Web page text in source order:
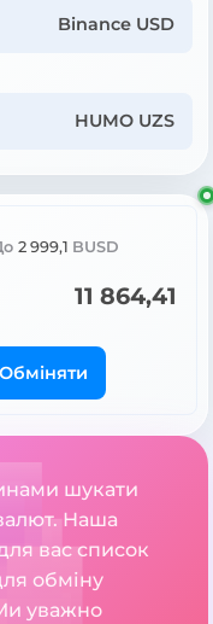
Binance USD
HUMO UZS
2 999,1 BUSD
11 864,41
Обміняти
шукати
Наша
вас список
обміну
уважно